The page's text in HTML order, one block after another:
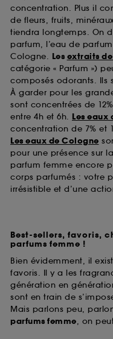
concentration. Plus il
de fleurs, fruits,
tiendra longtemps. On
parfum, l’eau de
Cologne. Les extraits
catégorie « Parfum »)
composés odorants. Ils
À garder pour les
sont concentrées de
entre 4h et 6h. Les
concentration de 7% et
Les eaux de Cologne
pour une présence sur
parfum femme encore
corps parfumés : votre
irrésistible et d’une
Best-sellers, favoris,
parfums femme !
Bien évidemment, il
favoris. Il y a les
génération en
sont en train de
Mais parlons peu,
parfums femme, on